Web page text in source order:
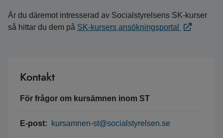
Är du däremot intresserad av Socialstyrelsens SK-kurser
så hittar du dem på SK-kursers ansökningsportal
Kontakt
För frågor om kursämnen inom ST
E-post: kursamnen-st@socialstyrelsen.se